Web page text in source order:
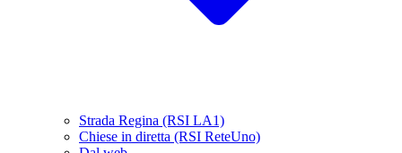
Strada Regina (RSI LA1)
Chiese in diretta (RSI ReteUno)